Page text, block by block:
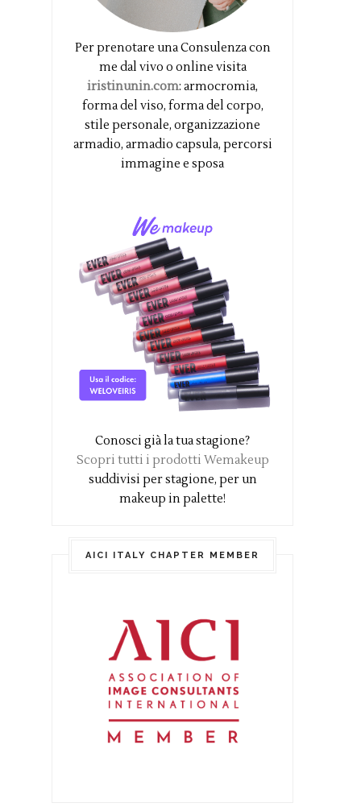
Per prenotare una Consulenza con
me dal vivo o online visita
iristinunin.com: armocromia,
forma del viso, forma del corpo,
stile personale, organizzazione
armadio, armadio capsula, percorsi
immagine e sposa
Conosci già la tua stagione?
Scopri tutti i prodotti Wemakeup
suddivisi per stagione, per un
makeup in palette!
AICI ITALY CHAPTER MEMBER